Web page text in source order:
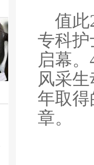
值此
专科护
启幕
风采
年取
章。